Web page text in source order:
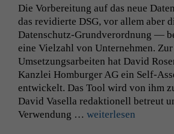
Die Vor­bere­itung auf das neue
das rev­i­dierte DSG, vor allem aber
Daten­schutz-Grund­verord­­nung —
eine Vielzahl von Unternehmen.
Umset­zungsar­beit­en hat David
Kan­zlei Hom­burg­erAG ein Self-
entwick­elt. Das Tool wird von ihm
David Vasel­la redak­tionell betreut
Ver­wen­dung … weit­er­lesen
wir